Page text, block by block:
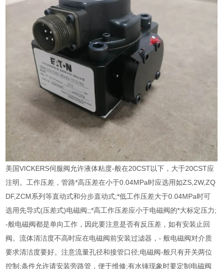
美国VICKERS伺服阀允许液体粘度-般在20CST以下，大于20CST应
注明。工作压差，管路*高压差在小于0.04MPa时应选用如ZS,2W,ZQ
DF,ZCM系列等直动式和分步直动式;*低工作压差大于0.04MPa时可
选用先导式(压差式)电磁阀;;*高工作压差应小于电磁阀的*大标定压力;
-般电磁阀都是单向工作，因此要注意是否有反压差，如有安装止回
阀。流体清洁度不高时应在电磁阀前安装过滤器，- 般电磁阀对介质
要求清洁度要好。注意流量孔径和接管口径;电磁阀-般只有开关两位
控制;条件允许请安装旁路管，便于维修;有水锤现象时要定制电磁阀